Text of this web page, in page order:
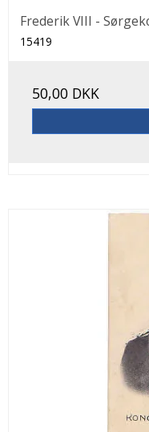
Frederik VIII -
15419
50,00 DKK